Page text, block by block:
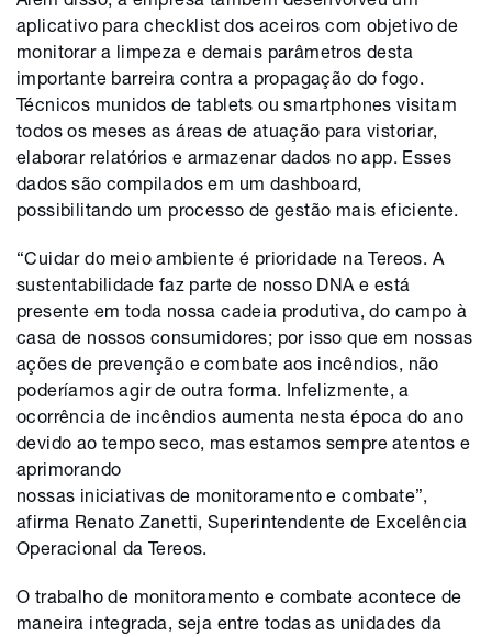
aplicativo para checklist dos aceiros com objetivo de
monitorar a limpeza e demais parâmetros desta
importante barreira contra a propagação do fogo.
Técnicos munidos de tablets ou smartphones visitam
todos os meses as áreas de atuação para vistoriar,
elaborar relatórios e armazenar dados no app. Esses
dados são compilados em um dashboard,
possibilitando um processo de gestão mais eficiente.
“Cuidar do meio ambiente é prioridade na Tereos. A
sustentabilidade faz parte de nosso DNA e está
presente em toda nossa cadeia produtiva, do campo à
casa de nossos consumidores; por isso que em nossas
ações de prevenção e combate aos incêndios, não
poderíamos agir de outra forma. Infelizmente, a
ocorrência de incêndios aumenta nesta época do ano
devido ao tempo seco, mas estamos sempre atentos e
aprimorando
nossas iniciativas de monitoramento e combate”,
afirma Renato Zanetti, Superintendente de Excelência
Operacional da Tereos.
O trabalho de monitoramento e combate acontece de
maneira integrada, seja entre todas as unidades da